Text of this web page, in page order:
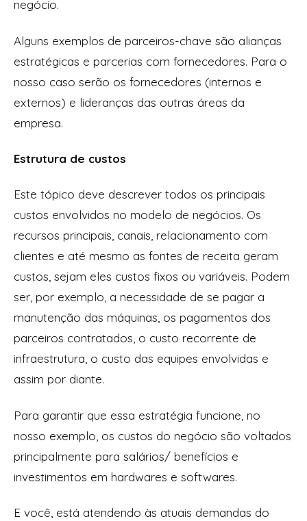
negócio.
Alguns exemplos de parceiros-chave são alianças
estratégicas e parcerias com fornecedores. Para o
nosso caso serão os fornecedores (internos e
externos) e lideranças das outras áreas da
empresa.
Estrutura de custos
Este tópico deve descrever todos os principais
custos envolvidos no modelo de negócios. Os
recursos principais, canais, relacionamento com
clientes e até mesmo as fontes de receita geram
custos, sejam eles custos fixos ou variáveis. Podem
ser, por exemplo, a necessidade de se pagar a
manutenção das máquinas, os pagamentos dos
parceiros contratados, o custo recorrente de
infraestrutura, o custo das equipes envolvidas e
assim por diante.
Para garantir que essa estratégia funcione, no
nosso exemplo, os custos do negócio são voltados
principalmente para salários/ benefícios e
investimentos em hardwares e softwares.
E você, está atendendo às atuais demandas do